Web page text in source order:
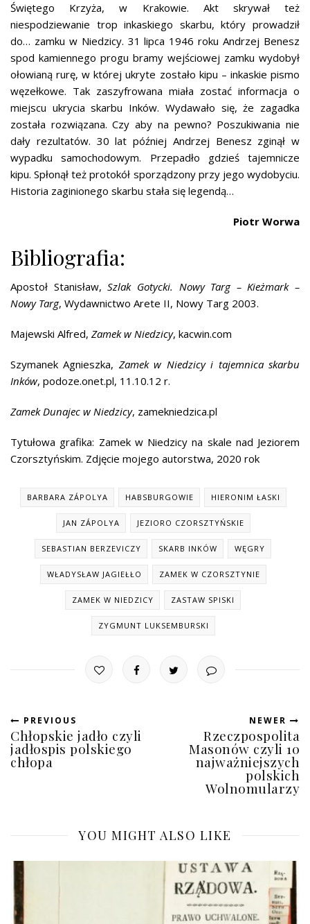
Świętego Krzyża, w Krakowie. Akt skrywał też
niespodziewanie trop inkaskiego skarbu, który prowadził
do… zamku w Niedzicy. 31 lipca 1946 roku Andrzej Benesz
spod kamiennego progu bramy wejściowej zamku wydobył
ołowianą rurę, w której ukryte zostało kipu – inkaskie pismo
węzełkowe. Tak zaszyfrowana miała zostać informacja o
miejscu ukrycia skarbu Inków. Wydawało się, że zagadka
została rozwiązana. Czy aby na pewno? Poszukiwania nie
dały rezultatów. 30 lat później Andrzej Benesz zginął w
wypadku samochodowym. Przepadło gdzieś tajemnicze
kipu. Spłonął też protokół sporządzony przy jego wydobyciu.
Historia zaginionego skarbu stała się legendą…
Piotr Worwa
Bibliografia:
Apostoł Stanisław,Szlak Gotycki. Nowy Targ – Kieżmark –
Nowy Targ, Wydawnictwo Arete II, Nowy Targ 2003.
Majewski Alfred, Zamek w Niedzicy, kacwin.com
Szymanek Agnieszka, Zamek w Niedzicy i tajemnica skarbu
Inków, podoze.onet.pl, 11.10.12 r.
Zamek Dunajec w Niedzicy, zamekniedzica.pl
Tytułowa grafika: Zamek w Niedzicy na skale nad Jeziorem
Czorsztyńskim. Zdjęcie mojego autorstwa, 2020 rok
BARBARA ZÁPOLYA HABSBURGOWIE HIERONIM ŁASKI
JAN ZÁPOLYA JEZIORO CZORSZTYŃSKIE
SEBASTIAN BERZEVICZY SKARB INKÓW WĘGRY
WŁADYSŁAW JAGIEŁŁO ZAMEK W CZORSZTYNIE
ZAMEK W NIEDZICY ZASTAW SPISKI
ZYGMUNT LUKSEMBURSKI
PREVIOUS
Chłopskie jadło czyli
jadłospis polskiego
chłopa
NEWER
Rzeczpospolita
Masonów czyli 10
najważniejszych
polskich
Wolnomularzy
YOU MIGHT ALSO LIKE